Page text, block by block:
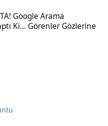
Google Arama
Ki... Görenler Gözlerine